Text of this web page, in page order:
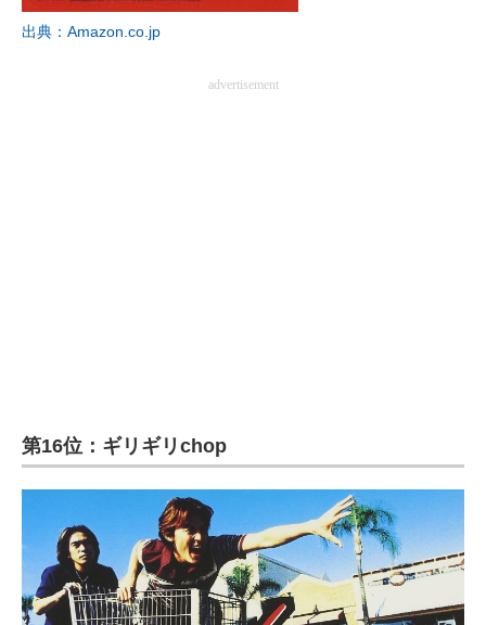
出典：Amazon.co.jp
advertisement
第16位：ギリギリchop